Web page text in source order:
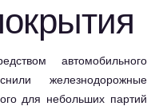
автомобильного
железнодорожные
для небольших партий